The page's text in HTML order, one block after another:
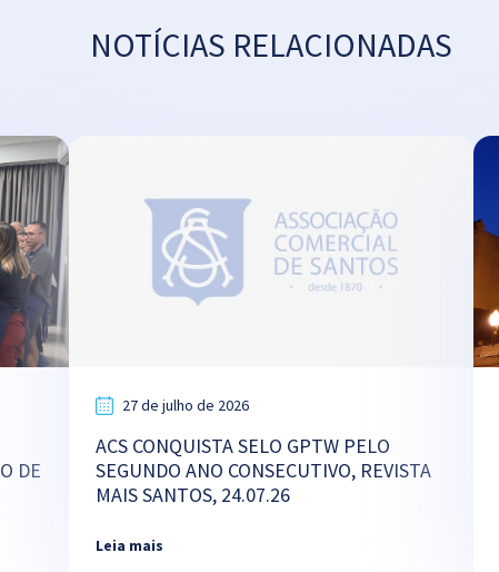
NOTÍCIAS RELACIONADAS
DE
27 de julho de 2026
ACS CONQUISTA SELO GPTW PELO
SEGUNDO ANO CONSECUTIVO, REVISTA
MAIS SANTOS, 24.07.26
Leia mais